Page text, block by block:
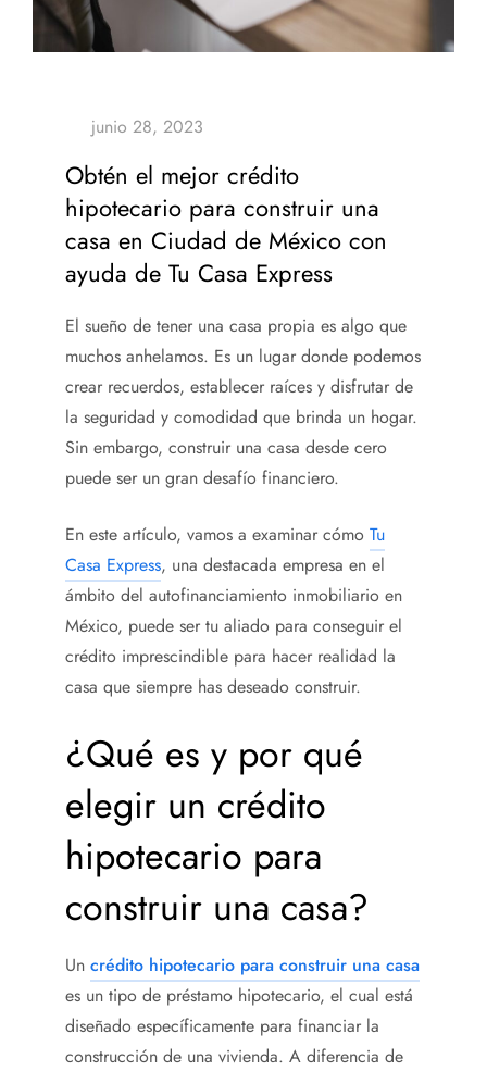
Obtén el mejor crédito
hipotecario para construir una
casa en Ciudad de México con
ayuda de Tu Casa Express
El sueño de tener una casa propia es algo que
muchos anhelamos. Es un lugar donde podemos
crear recuerdos, establecer raíces y disfrutar de
la seguridad y comodidad que brinda un hogar.
Sin embargo, construir una casa desde cero
puede ser un gran desafío financiero.
En este artículo, vamos a examinar cómo Tu
Casa Express, una destacada empresa en el
ámbito del autofinanciamiento inmobiliario en
México, puede ser tu aliado para conseguir el
crédito imprescindible para hacer realidad la
casa que siempre has deseado construir.
¿Qué es y por qué
elegir un crédito
hipotecario para
construir una casa?
Un crédito hipotecario para construir una casa
es un tipo de préstamo hipotecario, el cual está
diseñado específicamente para financiar la
construcción de una vivienda. A diferencia de